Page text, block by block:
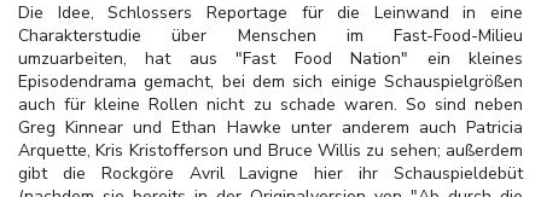
Die Idee, Schlossers Reportage für die Leinwand in eine
Charakterstudie über Menschen im Fast-Food-Milieu
umzuarbeiten, hat aus "Fast Food Nation" ein kleines
Episodendrama gemacht, bei dem sich einige Schauspielgrößen
auch für kleine Rollen nicht zu schade waren. So sind neben
Greg Kinnear und Ethan Hawke unter anderem auch Patricia
Arquette, Kris Kristofferson und Bruce Willis zu sehen; außerdem
gibt die Rockgöre Avril Lavigne hier ihr Schauspieldebüt